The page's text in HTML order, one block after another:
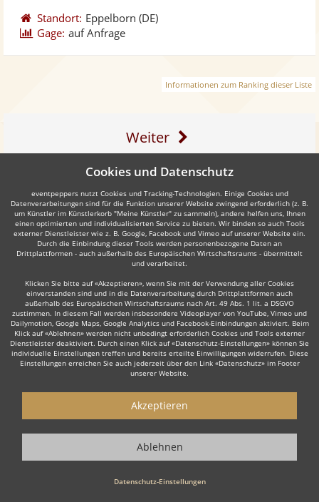
Standort: Eppelborn (DE)
Gage: auf Anfrage
Informationen zum Ranking dieser Liste
Weiter
Manche dieser Live-Musiker bieten ihre Dienste auch in
der Umgebung an, z. B. inSankt Ingbert,Zweibrücken,
Heusweiler,Püttlingen,OttweileroderKusel.
Live-Musiker gesucht?
einem einzigartigen Erlebnis macht? Dann sind Sie hier genau
Musik zur Hochzeit oder die energiegeladene Performance einer
für Ihre Firmenfeier – unsere erfahrenen Live Musiker
Cookies und Datenschutz
eventpeppers nutzt Cookies und Tracking-Technologien. Einige Cookies und
Datenverarbeitungen sind für die Funktion unserer Website zwingend erforderlich (z. B.
um Künstler im Künstlerkorb "Meine Künstler" zu sammeln), andere helfen uns, Ihnen
einen optimierten und individualisierten Service zu bieten. Wir binden so auch Tools
externer Dienstleister wie z. B. Google, Facebook und Vimeo auf unserer Website ein.
Durch die Einbindung dieser Tools werden personenbezogene Daten an
Drittplattformen - auch außerhalb des Europäischen Wirtschaftsraums - übermittelt
und verarbeitet.
Klicken Sie bitte auf «Akzeptieren», wenn Sie mit der Verwendung aller Cookies
einverstanden sind und in die Datenverarbeitung durch Drittplattformen auch
außerhalb des Europäischen Wirtschaftsraums nach Art. 49 Abs. 1 lit. a DSGVO
zustimmen. In diesem Fall werden insbesondere Videoplayer von YouTube, Vimeo und
Dailymotion, Google Maps, Google Analytics und Facebook-Einbindungen aktiviert. Beim
Klick auf «Ablehnen» werden nicht unbedingt erforderlich Cookies und Tools externer
Dienstleister deaktiviert. Durch einen Klick auf «Datenschutz-Einstellungen» können Sie
individuelle Einstellungen treffen und bereits erteilte Einwilligungen widerrufen. Diese
Einstellungen erreichen Sie auch jederzeit über den Link «Datenschutz» im Footer
unserer Website.
Datenschutz-Einstellungen
Akzeptieren
Ablehnen